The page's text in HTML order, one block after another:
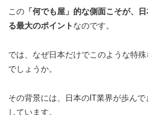
この 「何でも屋」的な側面こそが、
る最大のポイント なのです。
では、なぜ日本だけでこのような特
でしょうか。
その背景には、日本のIT業界が歩ん
しています。